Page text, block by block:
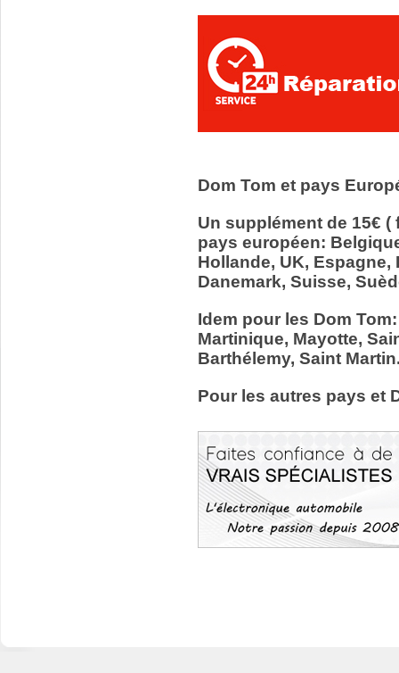
Dom Tom et pays
Un supplément de 15€
pays européen:
Hollande, UK,
Danemark, Suisse,
Idem pour les Dom
Martinique, Mayotte,
Barthélemy, Saint
Pour les autres pays et